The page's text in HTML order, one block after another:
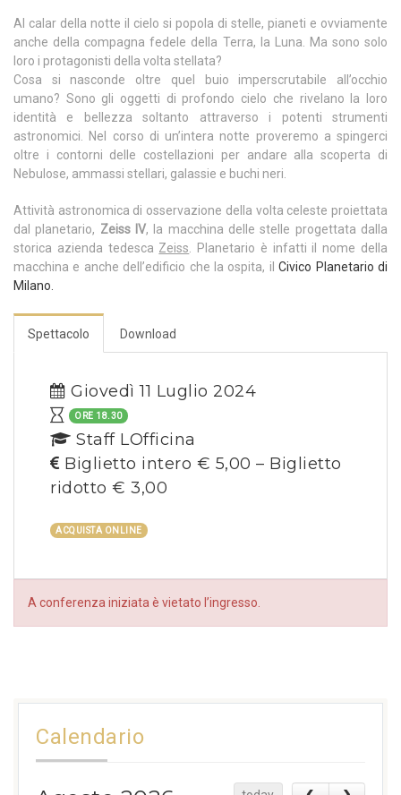
Al calar della notte il cielo si popola di stelle, pianeti e ovviamente
anche della compagna fedele della Terra, la Luna. Ma sono solo
loro i protagonisti della volta stellata?
Cosa si nasconde oltre quel buio imperscrutabile all’occhio
umano? Sono gli oggetti di profondo cielo che rivelano la loro
identità e bellezza soltanto attraverso i potenti strumenti
astronomici. Nel corso di un’intera notte proveremo a spingerci
oltre i contorni delle costellazioni per andare alla scoperta di
Nebulose, ammassi stellari, galassie e buchi neri.
Attività astronomica di osservazione della volta celeste proiettata
dal planetario, Zeiss IV, la macchina delle stelle progettata dalla
storica azienda tedesca Zeiss. Planetario è infatti il nome della
macchina e anche dell’edificio che la ospita, il Civico Planetario di
Milano.
Spettacolo Download
Giovedì 11 Luglio 2024
ORE 18.30
Staff LOfficina
Biglietto intero € 5,00 – Biglietto
ridotto € 3,00
ACQUISTA ONLINE
A conferenza iniziata è vietato l’ingresso.
Calendario